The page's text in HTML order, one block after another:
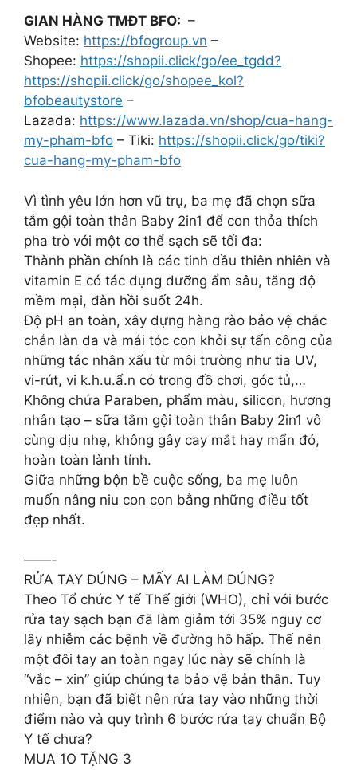
GIAN HÀNG TMĐT BFO: –
Website: https://bfogroup.vn –
Shopee: https://shopii.click/go/ee_tgdd?
https://shopii.click/go/shopee_kol?
bfobeautystore –
Lazada: https://www.lazada.vn/shop/cua-hang-
my-pham-bfo – Tiki: https://shopii.click/go/tiki?
cua-hang-my-pham-bfo
Vì tình yêu lớn hơn vũ trụ, ba mẹ đã chọn sữa
tắm gội toàn thân Baby 2in1 để con thỏa thích
pha trò với một cơ thể sạch sẽ tối đa:
Thành phần chính là các tinh dầu thiên nhiên và
vitamin E có tác dụng dưỡng ẩm sâu, tăng độ
mềm mại, đàn hồi suốt 24h.
Độ pH an toàn, xây dựng hàng rào bảo vệ chắc
chắn làn da và mái tóc con khỏi sự tấn công của
những tác nhân xấu từ môi trường như tia UV,
vi-rút, vi k.h.u.ẩ.n có trong đồ chơi, góc tủ,…
Không chứa Paraben, phẩm màu, silicon, hương
nhân tạo – sữa tắm gội toàn thân Baby 2in1 vô
cùng dịu nhẹ, không gây cay mắt hay mẩn đỏ,
hoàn toàn lành tính.
Giữa những bộn bề cuộc sống, ba mẹ luôn
muốn nâng niu con con bằng những điều tốt
đẹp nhất.
——-
RỬA TAY ĐÚNG – MẤY AI LÀM ĐÚNG?
Theo Tổ chức Y tế Thế giới (WHO), chỉ với bước
rửa tay sạch bạn đã làm giảm tới 35% nguy cơ
lây nhiễm các bệnh về đường hô hấp. Thế nên
một đôi tay an toàn ngay lúc này sẽ chính là
“vắc – xin” giúp chúng ta bảo vệ bản thân. Tuy
nhiên, bạn đã biết nên rửa tay vào những thời
điểm nào và quy trình 6 bước rửa tay chuẩn Bộ
Y tế chưa?
MUA 1O TẶNG 3